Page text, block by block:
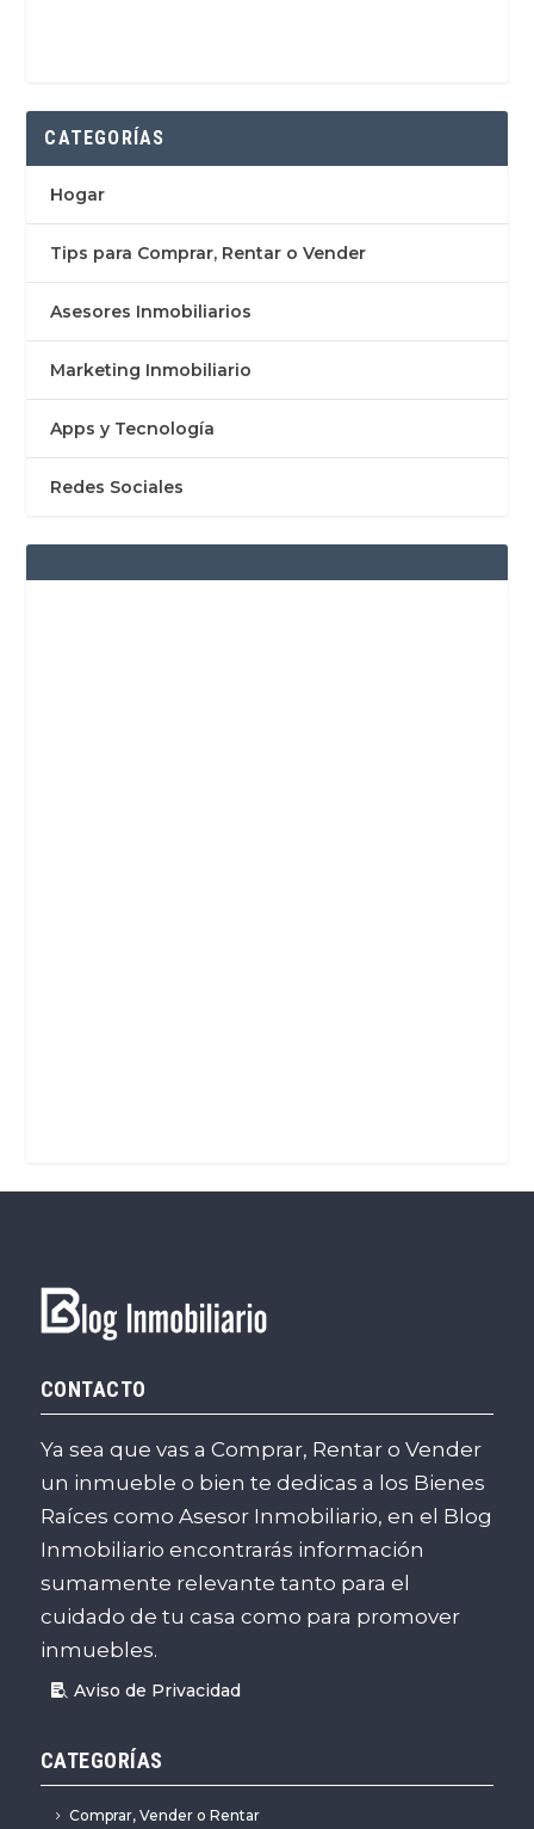
CATEGORÍAS
Hogar
Tips para Comprar, Rentar o Vender
Asesores Inmobiliarios
Marketing Inmobiliario
Apps y Tecnología
Redes Sociales
CONTACTO
Ya sea que vas a Comprar, Rentar o Vender
un inmueble o bien te dedicas a los Bienes
Raíces como Asesor Inmobiliario, en el Blog
Inmobiliario encontrarás información
sumamente relevante tanto para el
cuidado de tu casa como para promover
inmuebles.
Aviso de Privacidad
CATEGORÍAS
Comprar, Vender o Rentar